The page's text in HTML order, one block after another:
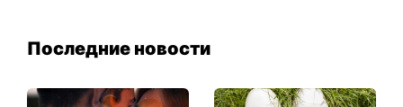
Последние новости